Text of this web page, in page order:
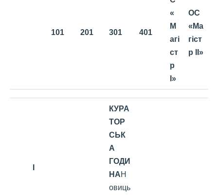
101 201 301 401
«
М
агі
ст
р
І»
ОС
«Ма
гіст
р ІІ»
КУРА
ТОР
СЬК
А
ГОДИ
НАН
овиць